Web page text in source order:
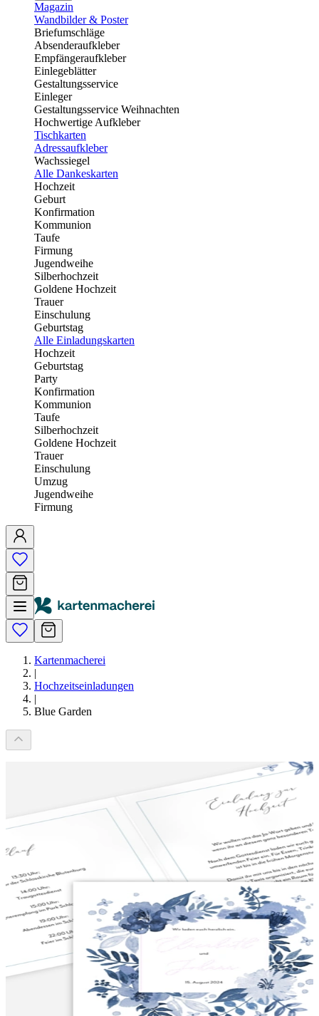
Magazin
Wandbilder & Poster
Briefumschläge
Absenderaufkleber
Empfängeraufkleber
Einlegeblätter
Gestaltungsservice
Einleger
Gestaltungsservice Weihnachten
Hochwertige Aufkleber
Tischkarten
Adressaufkleber
Wachssiegel
Alle Dankeskarten
Hochzeit
Geburt
Konfirmation
Kommunion
Taufe
Firmung
Jugendweihe
Silberhochzeit
Goldene Hochzeit
Trauer
Einschulung
Geburtstag
Alle Einladungskarten
Hochzeit
Geburtstag
Party
Konfirmation
Kommunion
Taufe
Silberhochzeit
Goldene Hochzeit
Trauer
Einschulung
Umzug
Jugendweihe
Firmung
Kartenmacherei
|
Hochzeitseinladungen
|
Blue Garden